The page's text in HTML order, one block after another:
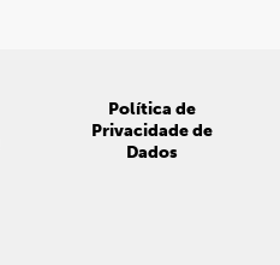
Política de
Privacidade de
Dados